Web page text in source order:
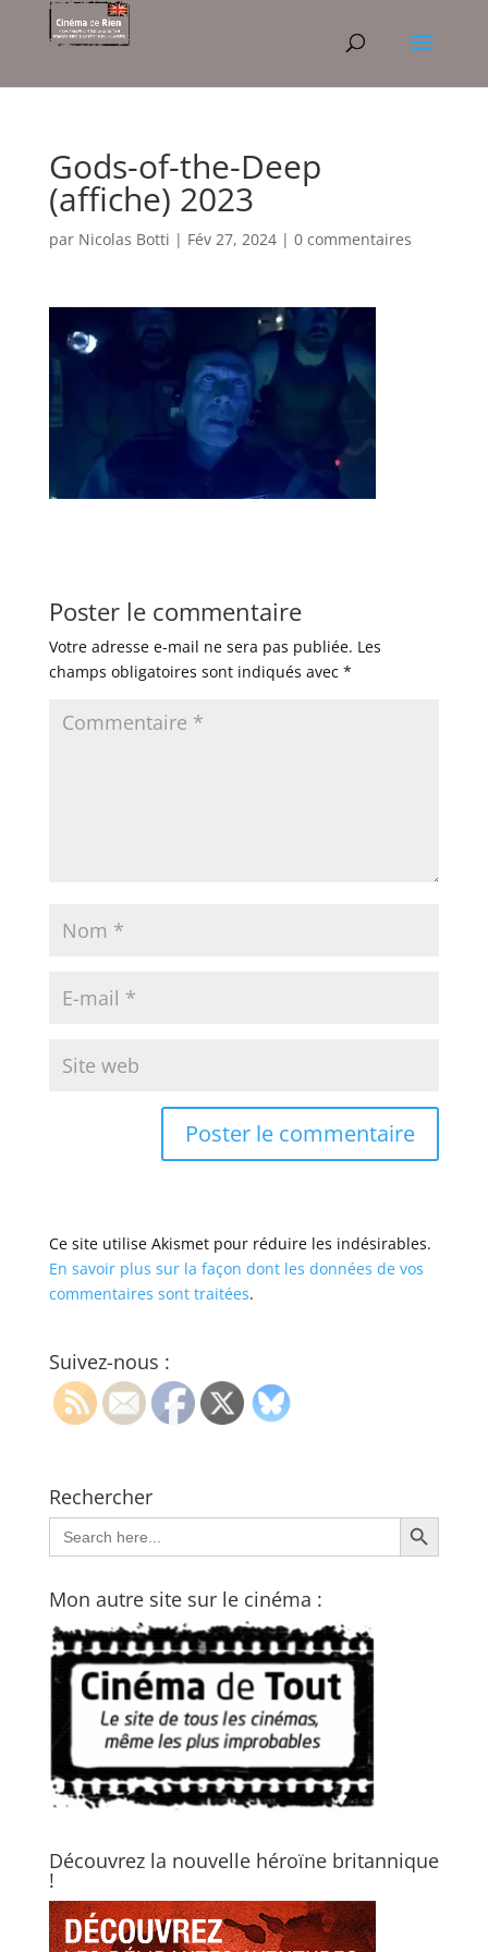
Gods-of-the-Deep
(affiche) 2023
par Nicolas Botti | Fév 27, 2024| 0 commentaires
Poster le commentaire
Votre adresse e-mail ne sera pas publiée. Les
champs obligatoires sont indiqués avec *
Ce site utilise Akismet pour réduire les indésirables.
En savoir plus sur la façon dont les données de vos
commentaires sont traitées.
Suivez-nous :
Rechercher
Search
for:
Search Button
Mon autre site sur le cinéma :
Découvrez la nouvelle héroïne britannique
!